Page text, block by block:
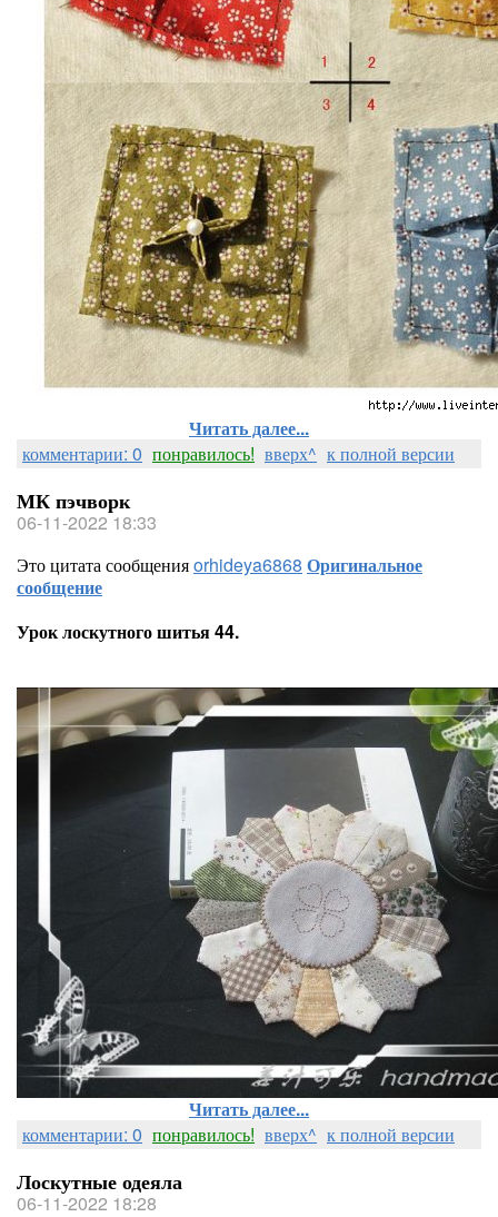
Читать далее...
комментарии: 0 понравилось! вверх^ к полной версии
МК пэчворк
06-11-2022 18:33
Это цитата сообщенияorhideya6868 Оригинальное
сообщение
Урок лоскутного шитья 44.
Читать далее...
комментарии: 0 понравилось! вверх^ к полной версии
Лоскутные одеяла
06-11-2022 18:28